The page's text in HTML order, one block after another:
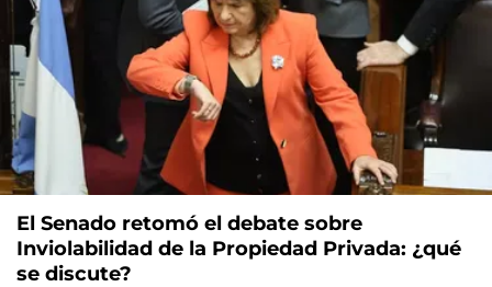
El Senado retomó el debate sobre
Inviolabilidad de la Propiedad Privada: ¿qué
se discute?